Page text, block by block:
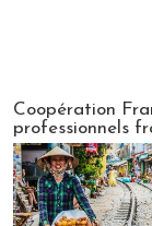
Coopération
professionnels